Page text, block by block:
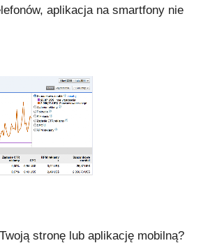
aplikacja na smartfony nie
stronę lub aplikację mobilną?